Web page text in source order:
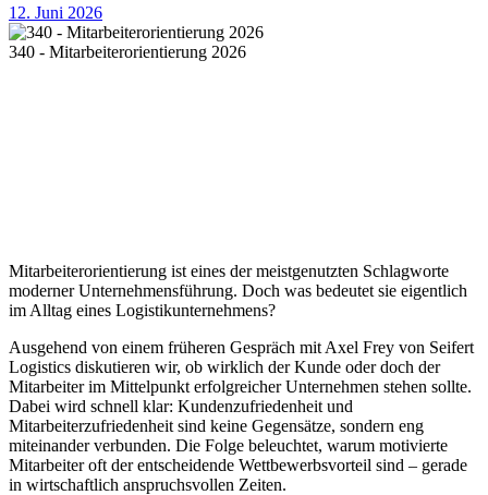
12. Juni 2026
340 - Mitarbeiterorientierung 2026
Mitarbeiterorientierung ist eines der meistgenutzten Schlagworte
moderner Unternehmensführung. Doch was bedeutet sie eigentlich
im Alltag eines Logistikunternehmens?
Ausgehend von einem früheren Gespräch mit Axel Frey von Seifert
Logistics diskutieren wir, ob wirklich der Kunde oder doch der
Mitarbeiter im Mittelpunkt erfolgreicher Unternehmen stehen sollte.
Dabei wird schnell klar: Kundenzufriedenheit und
Mitarbeiterzufriedenheit sind keine Gegensätze, sondern eng
miteinander verbunden. Die Folge beleuchtet, warum motivierte
Mitarbeiter oft der entscheidende Wettbewerbsvorteil sind – gerade
in wirtschaftlich anspruchsvollen Zeiten.